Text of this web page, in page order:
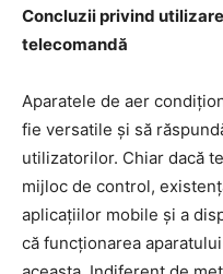
Concluzii privind
telecomandă
Aparatele de aer
fie versatile și să
utilizatorilor. Chiar dacă
mijloc de control,
aplicațiilor mobile și a
că funcționarea